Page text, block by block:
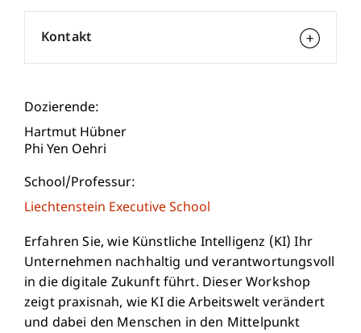
Dozierende:
Hartmut Hübner
Phi Yen Oehri
School/Professur:
Liechtenstein Executive School
Erfahren Sie, wie Künstliche Intelligenz (KI) Ihr
Unternehmen nachhaltig und verantwortungsvoll
in die digitale Zukunft führt. Dieser Workshop
zeigt praxisnah, wie KI die Arbeitswelt verändert
und dabei den Menschen in den Mittelpunkt
Kontakt